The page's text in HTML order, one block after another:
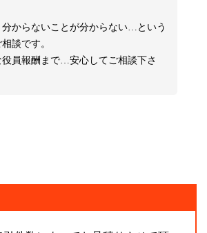
からないことが分からない…という
談です。
役員報酬まで…安心してご相談下さ